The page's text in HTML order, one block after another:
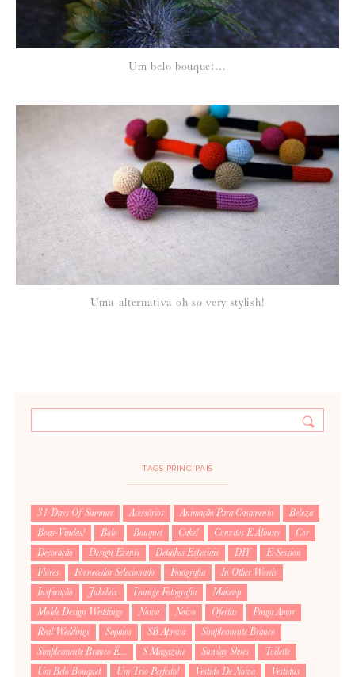
Um belo bouquet…
Uma alternativa oh so very stylish!
TAGS PRINCIPAIS
31 Days Of Summer Acessórios Animação Para Casamento
Beleza
Boas-Vindas!
Bolo Bouquet Cake! Convites E Álbuns
Cor
Decoração
Design Events Detalhes Especiais DIY
E-Session
Flores
Fornecedor Selecionado Fotografia
In Other Words
Inspiração
Jukebox Lounge Fotografia
Makeup
Molde Design Weddings
Noiva Noivo Ofertas
Pinga Amor
Real Weddings
Sapatos SB Aprova
Simplesmente Branco
Simplesmente Branco É...
S Magazine Sunday Shoes
Toilette
Um Belo Bouquet
Um Trio Perfeito! Vestido De Noiva Vestidus